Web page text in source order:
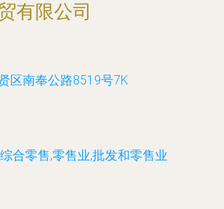
有限公司
区南奉公路8519号7K
合零售,零售业,批发和零售业